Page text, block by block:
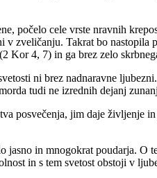
počelo cele vrste nravnih
zveličanju. Takrat bo
Kor 4, 7) in ga brez zelo
ni brez nadnaravne
tudi ne izrednih dejanj
posvečenja, jim daje življenje
in mnogokrat poudarja.
in s tem svetost obstoji v